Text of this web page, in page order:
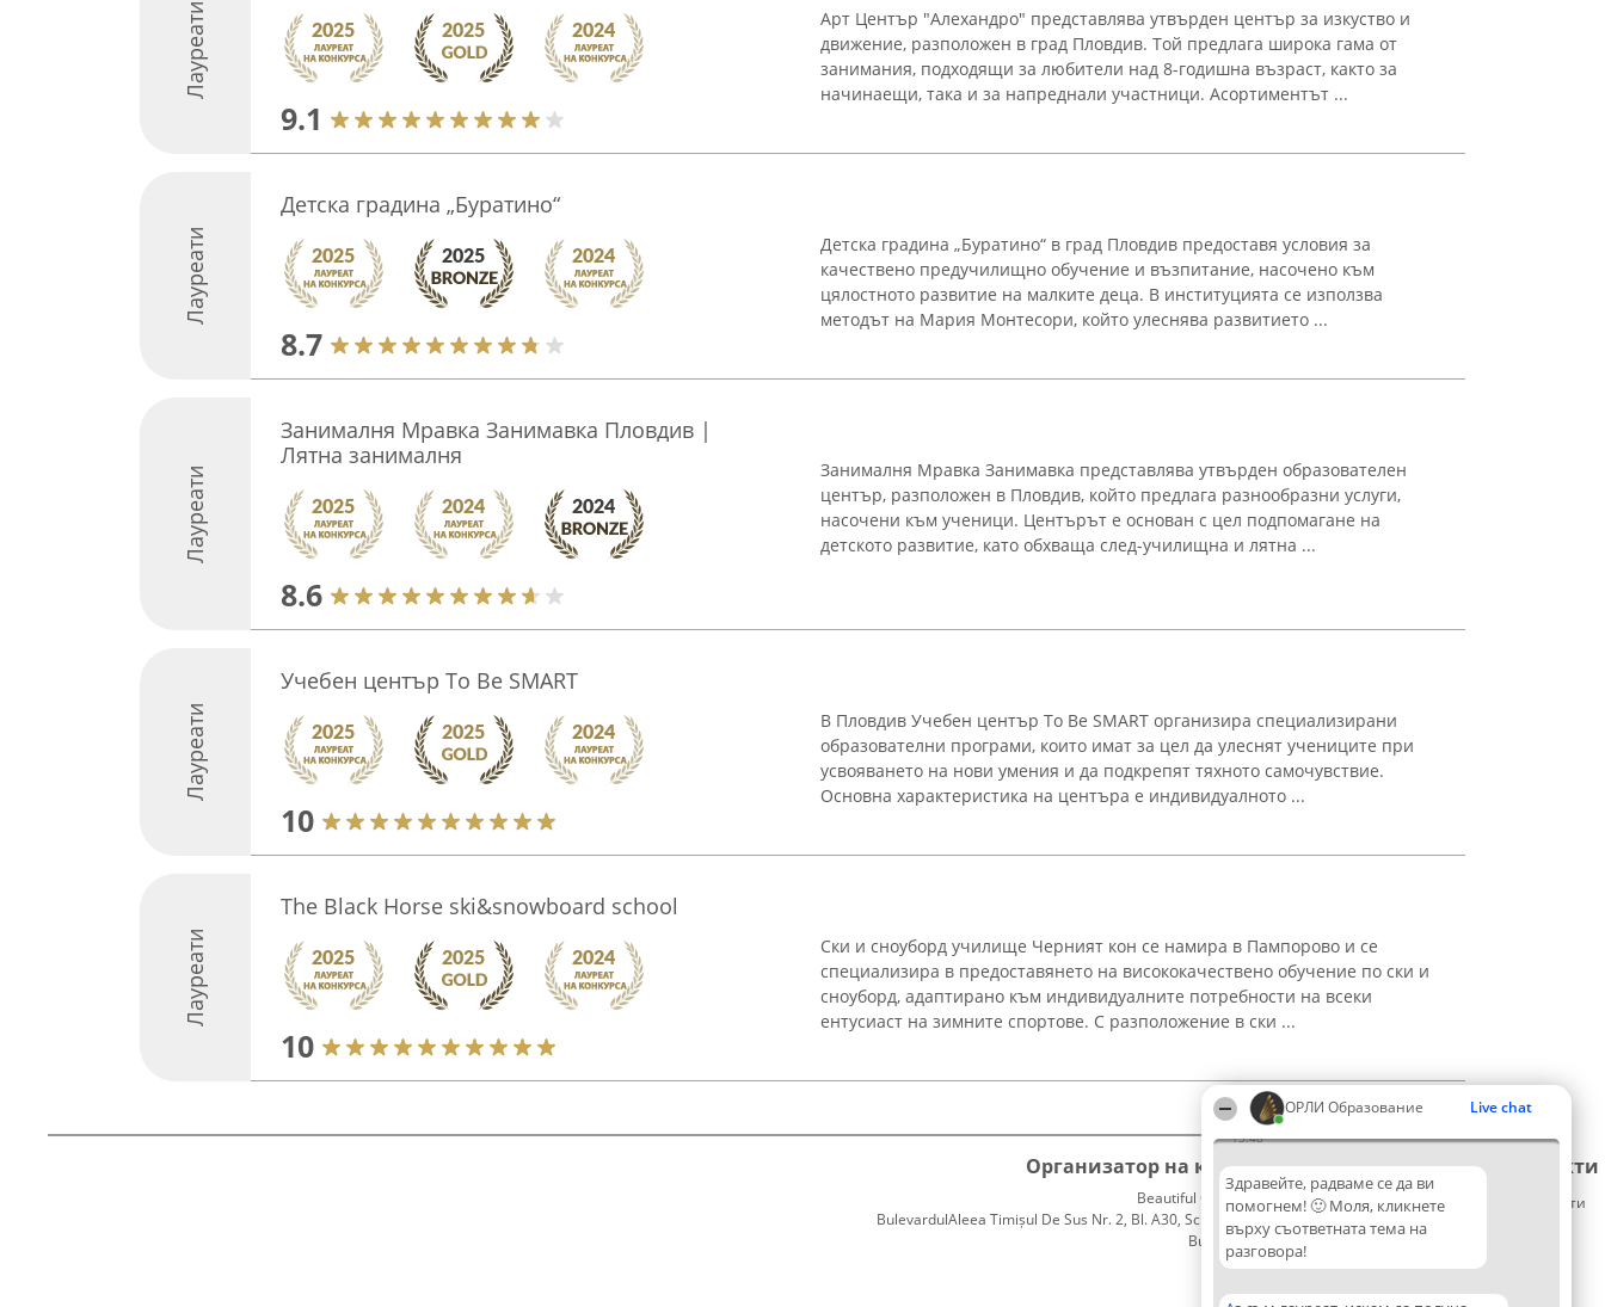
ОРЛИ Образование Live chat
13:48
Здравейте, радваме се да ви
помогнем! 🙂 Моля, кликнете
върху съответната тема на
разговора!
Лауреати
9.1
Арт Център "Алехандро" представлява утвърден център за изкуство и
движение, разположен в град Пловдив. Той предлага широка гама от
занимания, подходящи за любители над 8-годишна възраст, както за
начинаещи, така и за напреднали участници. Асортиментът ...
Лауреати
Детска градина „Буратино“
8.7
Детска градина „Буратино“ в град Пловдив предоставя условия за
качествено предучилищно обучение и възпитание, насочено към
цялостното развитие на малките деца. В институцията се използва
методът на Мария Монтесори, който улеснява развитието ...
Лауреати
Занималня Мравка Занимавка Пловдив |
Лятна занималня
8.6
Занималня Мравка Занимавка представлява утвърден образователен
център, разположен в Пловдив, който предлага разнообразни услуги,
насочени към ученици. Центърът е основан с цел подпомагане на
детското развитие, като обхваща след-училищна и лятна ...
Лауреати
Учебен център To Be SMART
10
В Пловдив Учебен център To Be SMART организира специализирани
образователни програми, които имат за цел да улеснят учениците при
усвояването на нови умения и да подкрепят тяхното самочувствие.
Основна характеристика на центъра е индивидуалното ...
Лауреати
The Black Horse ski&snowboard school
10
Ски и сноуборд училище Черният кон се намира в Пампорово и се
специализира в предоставянето на висококачествено обучение по ски и
сноуборд, адаптирано към индивидуалните потребности на всеки
ентусиаст на зимните спортове. С разположение в ски ...
Организатор на класиране
Beautiful Company S.R.L.
BulevardulAleea Timișul De Sus Nr. 2, Bl. A30, Sc. A, Et. 4, Ap. 13
București 53-238
CUI 36737675
Класация
Победители
Списък
на
Контакти
Контакти